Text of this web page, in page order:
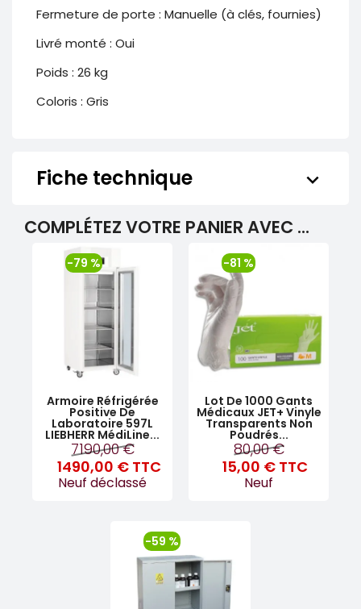
Fermeture de porte : Manuelle (à clés, fournies)
Livré monté : Oui
Poids : 26 kg
Coloris : Gris
Fiche technique keyboard_arrow_down
COMPLÉTEZ VOTRE PANIER AVEC ...
Armoire Réfrigérée
Positive De
Laboratoire 597L
LIEBHERR MédiLine...
7190,00 €
1490,00 € TTC
Neuf déclassé
-79 %
Lot De 1000 Gants
Médicaux JET+ Vinyle
Transparents Non
Poudrés...
80,00 €
15,00 € TTC
Neuf
-81 %
-59 %